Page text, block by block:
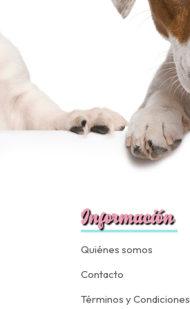
Información
Quiénes somos
Contacto
Términos y Condiciones